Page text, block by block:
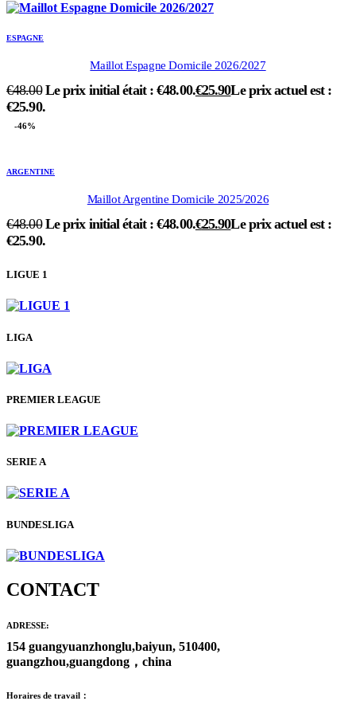
ESPAGNE
Maillot Espagne Domicile 2026/2027
€48.00 Le prix initial était : €48.00.€25.90Le prix actuel est :
€25.90.
-46%
ARGENTINE
Maillot Argentine Domicile 2025/2026
€48.00 Le prix initial était : €48.00.€25.90Le prix actuel est :
€25.90.
LIGUE 1
LIGA
PREMIER LEAGUE
SERIE A
BUNDESLIGA
CONTACT
ADRESSE:
154 guangyuanzhonglu,baiyun, 510400,
guangzhou,guangdong，china
Horaires de travail：